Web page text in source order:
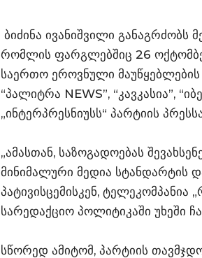
ბიძინა ივანიშვილი განაგრძობს
რომლის ფარგლებშიც 26
საერთო ეროვნული მაუწყებლების
“პალიტრა NEWS”, “კავკასია”,
„ინტერპრესნიუსს“ პარტიის
„ამასთან, საზოგადოებას
მინიმალური მედია სტანდარტის
პატივისცემისკენ,
სარედაქციო პოლიტიკაში უხეში
სწორედ ამიტომ, პარტიის